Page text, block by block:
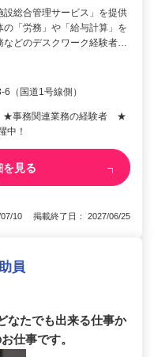
総合管理サービス」を提供
「労務」や「給与計算」を
などのデスクワーク経験者…
（国道1号線側）
★事務関連業務の経験者 ★
中！
を見る
07/10 掲載終了日： 2027/06/25
員
なたでも出来る仕事か
仕事です。